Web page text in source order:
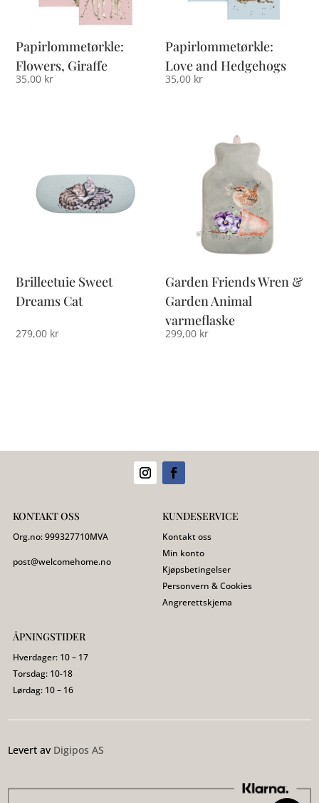
Papirlommetørkle:
Flowers, Giraffe
35,00 kr
Papirlommetørkle:
Love and Hedgehogs
35,00 kr
Brilleetuie Sweet
Dreams Cat
279,00 kr
Garden Friends Wren &
Garden Animal
varmeflaske
299,00 kr
KONTAKT OSS
Org.no:999327710MVA
post@welcomehome.no
KUNDESERVICE
Kontakt oss
Min konto
Kjøpsbetingelser
Personvern & Cookies
Angrerettskjema
ÅPNINGSTIDER
Hverdager: 10 – 17
Torsdag: 10-18
Lørdag: 10 – 16
Levert av Digipos AS